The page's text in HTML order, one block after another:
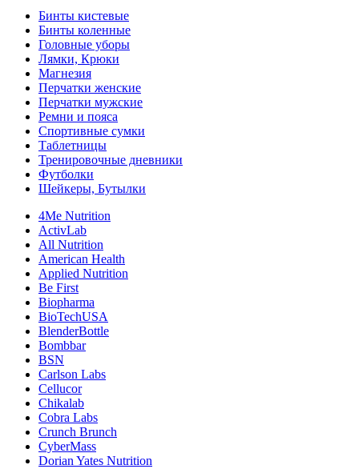
Бинты кистевые
Бинты коленные
Головные уборы
Лямки, Крюки
Магнезия
Перчатки женские
Перчатки мужские
Ремни и пояса
Спортивные сумки
Таблетницы
Тренировочные дневники
Футболки
Шейкеры, Бутылки
4Me Nutrition
ActivLab
All Nutrition
American Health
Applied Nutrition
Be First
Biopharma
BioTechUSA
BlenderBottle
Bombbar
BSN
Carlson Labs
Cellucor
Chikalab
Cobra Labs
Crunch Brunch
CyberMass
Dorian Yates Nutrition